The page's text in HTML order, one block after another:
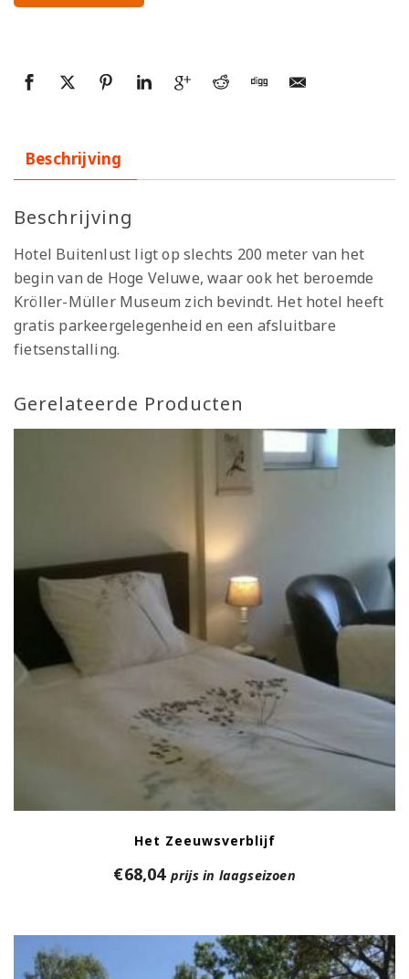
Beschrijving
Beschrijving
Hotel Buitenlust ligt op slechts 200 meter van het
begin van de Hoge Veluwe, waar ook het beroemde
Kröller-Müller Museum zich bevindt. Het hotel heeft
gratis parkeergelegenheid en een afsluitbare
fietsenstalling.
Gerelateerde Producten
Het Zeeuwsverblijf
€68,04 prijs in laagseizoen